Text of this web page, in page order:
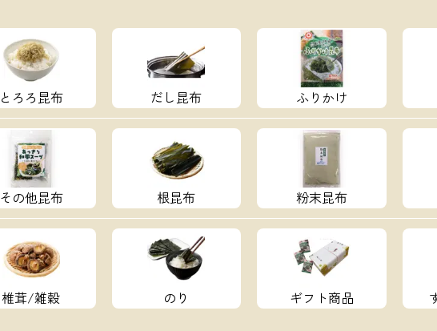
現しています。 上質のオープンエンド糸を使
用しているマックスウエイトTシャツ。 オープ
ンエンドのアメリカンな風合いを残しつつ、高
品質。 とてもしっかりした生地で着心地の良
いTシャツです！！
とろろ昆布 だし昆布 ふりかけ
その他昆布 根昆布 粉末昆布
椎茸/雑穀 のり ギフト商品